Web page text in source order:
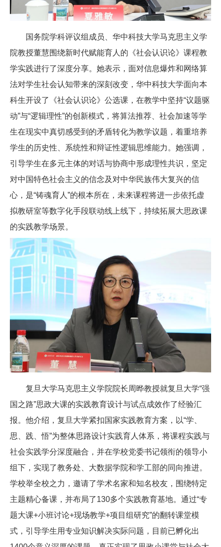
国务院学科评议组成员、华中科技大学马克思主义学
院教授董慧围绕新时代赋能育人的《社会认识论》课程教
学实践进行了深度分享。她表示，面对信息爆炸和网络算
法对学生社会认知带来的深刻改变，华中科技大学面向本
科生开设了《社会认识论》公选课，在教学中坚持“议题驱
动”与“逻辑理性”的创新模式，将算法推荐、社会加速等学
生在现实中真切感受到的矛盾转化为教学议题，着重培养
学生的历史性、系统性和辩证性逻辑思维能力。她强调，
引导学生在多元主体的对话与协商中形成理性共识，坚定
对中国特色社会主义的信念及对中华民族伟大复兴的信
心，是“铸魂育人”的根本所在，未来课程将进一步依托虚
拟教研室等数字化手段联动线上线下，持续拓展大思政课
的实践教学场景。
复旦大学马克思主义学院院长周晔教授就复旦大学“强
国之路”思政大课的实践教育设计与试点成效作了经验汇
报。他介绍，复旦大学紧扣国家实践教育方案，以“学、
思、践、悟”为整体思路设计实践育人体系，将课程实践与
社会实践学分深度融合，并在学校党委书记领衔的领导小
组下，实现了教务处、大数据学院和学工部的同向推进。
学校举全校之力，邀请了学术名家和知名校友，围绕特定
主题精心备课，并布局了130多个实践教育基地。通过“专
题大课+小班讨论+现场教学+项目组研究”的翻转课堂模
式，引导学生用专业知识解决实际问题，目前已孵化出